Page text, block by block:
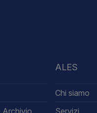
Archivio
ALES
Chi siamo
Servizi